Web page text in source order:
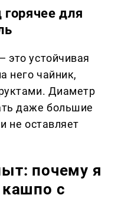
для
это устойчивая
него чайник,
Диаметр
даже большие
не оставляет
почему я
с